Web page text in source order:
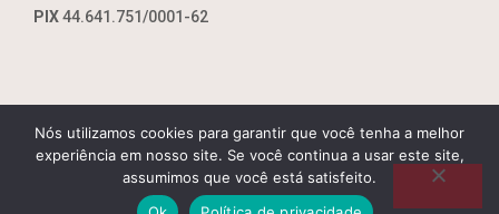
PIX44.641.751/0001-62
By Jundiai.tec.br
Nós utilizamos cookies para garantir que você tenha a melhor
experiência em nosso site. Se você continua a usar este site,
assumimos que você está satisfeito.